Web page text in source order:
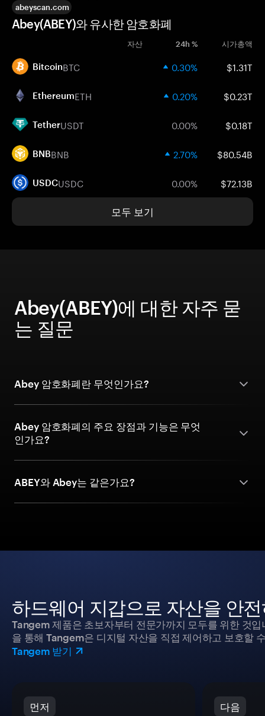
abeyscan.com
Abey(ABEY)와 유사한 암호화폐
자산 24h % 시가총액
BitcoinBTC 0.30% $1.31T
EthereumETH 0.20% $0.23T
TetherUSDT 0.00% $0.18T
BNBBNB 2.70% $80.54B
USDCUSDC 0.00% $72.13B
모두 보기
Abey(ABEY)에 대한 자주 묻
는 질문
Abey 암호화폐란 무엇인가요?
Abey 암호화폐의 주요 장점과 기능은 무엇
인가요?
ABEY와 Abey는 같은가요?
하드웨어 지갑으로 자산을 안
Tangem 제품은 초보자부터 전문가까지 모두를 위한 것
을 통해 Tangem은 디지털 자산을 직접 제어하고 보호할
Tangem 받기
먼저 다음